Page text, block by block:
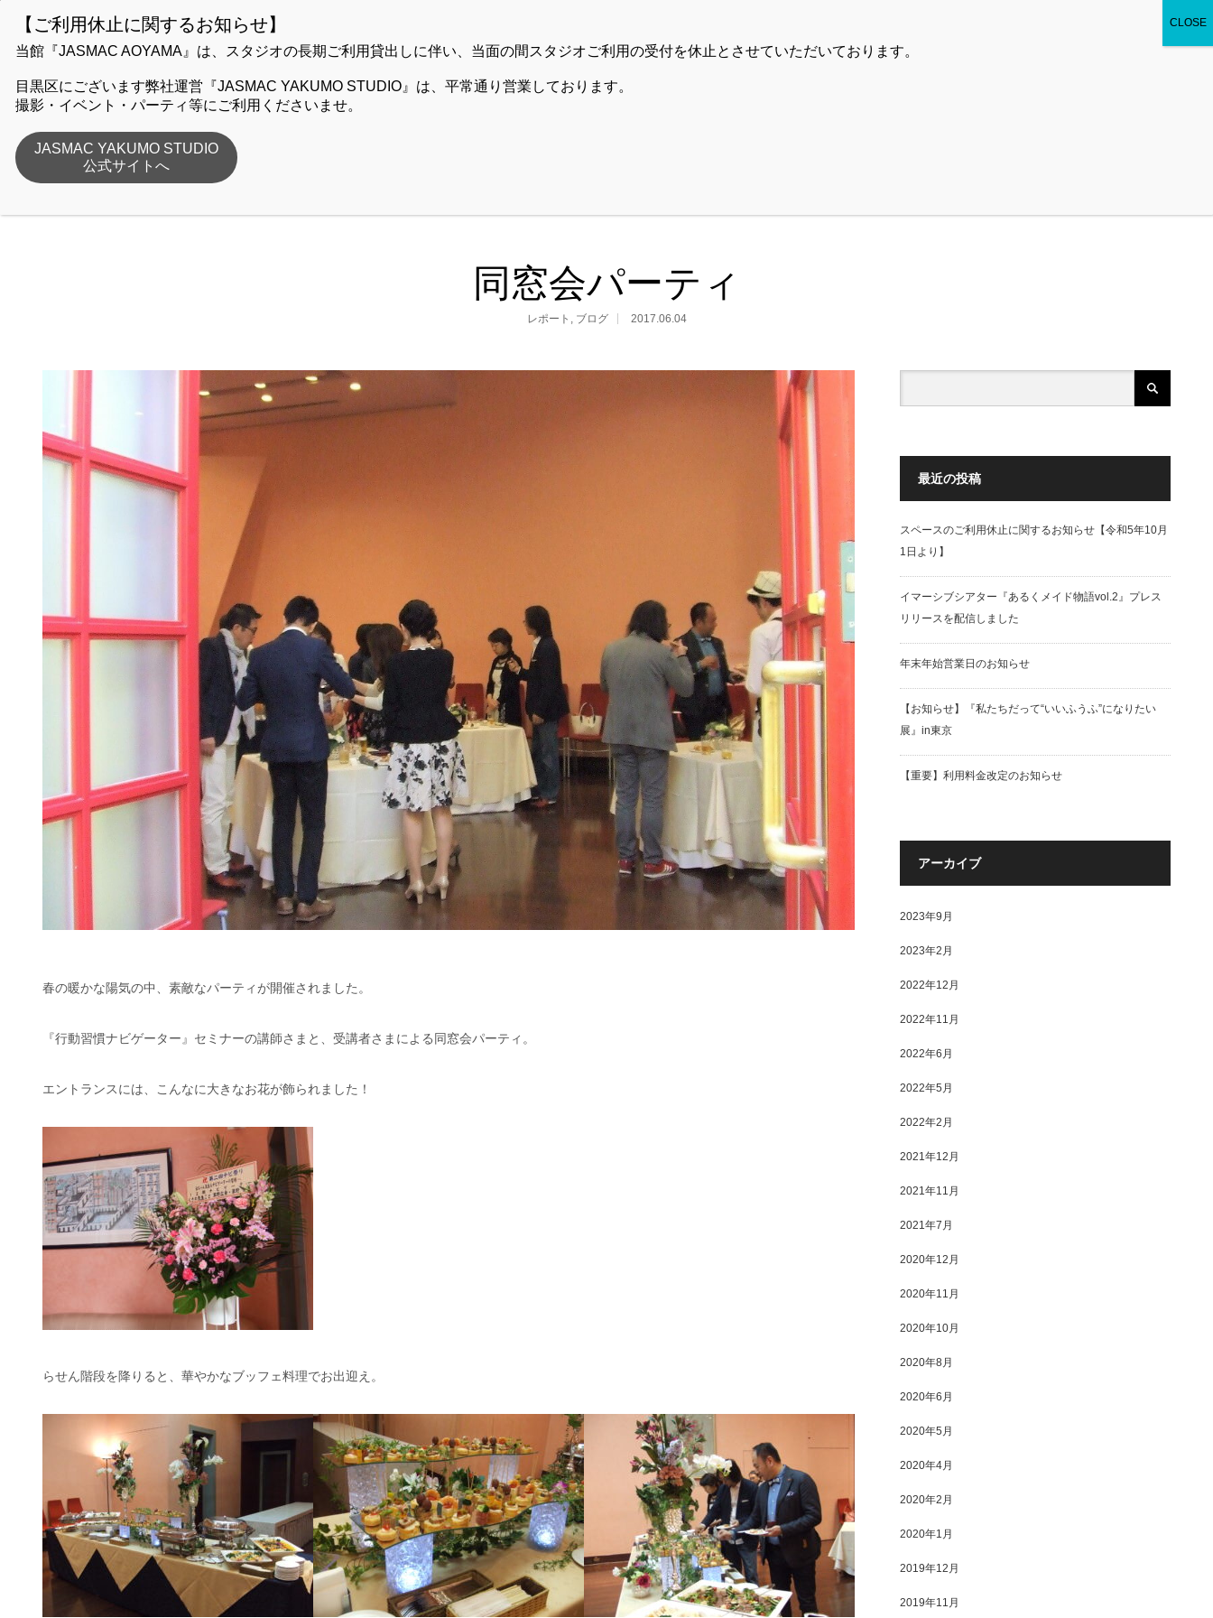
A GUIDE
ホーム
同窓会パーティ
レポート , ブログ 2017.06.04
春の暖かな陽気の中、素敵なパーティが開催されました。
『行動習慣ナビゲーター』セミナーの講師さまと、受講者さまによる同窓会パーティ。
エントランスには、こんなに大きなお花が飾られました！
らせん階段を降りると、華やかなブッフェ料理でお出迎え。
最近の投稿
スペースのご利用休止に関するお知らせ【令和5年10月
1日より】
イマーシブシアター『あるくメイド物語vol.2』プレス
リリースを配信しました
年末年始営業日のお知らせ
【お知らせ】『私たちだって“いいふうふ”になりたい
展』in東京
【重要】利用料金改定のお知らせ
アーカイブ
2023年9月
2023年2月
2022年12月
2022年11月
2022年6月
2022年5月
2022年2月
2021年12月
2021年11月
2021年7月
2020年12月
2020年11月
2020年10月
2020年8月
2020年6月
2020年5月
2020年4月
2020年2月
2020年1月
2019年12月
2019年11月
当館『JASMAC AOYAMA』は、スタジオの長期ご利用貸出しに伴い、当面の間スタジオご利用の受付を休止とさせていただいております。
目黒区にございます弊社運営『JASMAC YAKUMO STUDIO』は、平常通り営業しております。
撮影・イベント・パーティ等にご利用くださいませ。
JASMAC YAKUMO STUDIO
公式サイトへ